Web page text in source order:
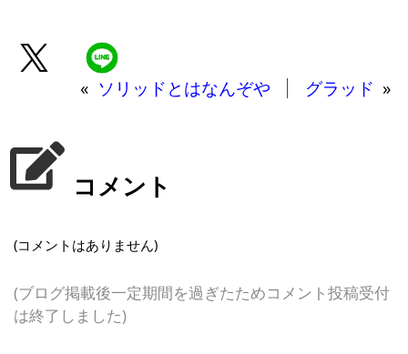
« ソリッドとはなんぞや グラッド »
コメント
(コメントはありません)
(ブログ掲載後一定期間を過ぎたためコメント投稿受付
は終了しました)